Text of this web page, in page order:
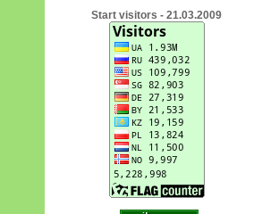
Start visitors - 21.03.2009